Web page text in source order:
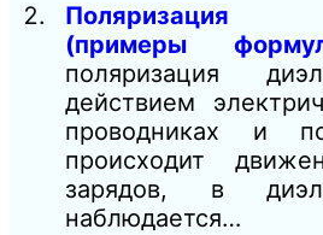
Поляризация
(примеры
поляризация
действием
проводниках и
происходит
зарядов, в
наблюдается…